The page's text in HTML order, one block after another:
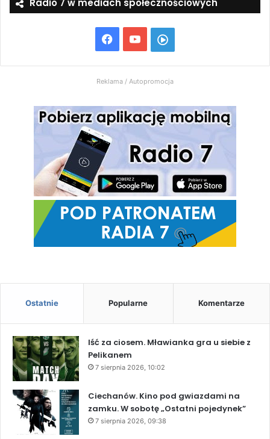
Radio 7 w mediach społecznościowych
Facebook
YouTubeWłącz
Radio
7
Reklama / Autopromocja
Ostatnie Popularne Komentarze
Iść za ciosem. Mławianka gra u siebie z
Pelikanem
7 sierpnia 2026, 10:02
Ciechanów. Kino pod gwiazdami na
zamku. W sobotę „Ostatni pojedynek”
7 sierpnia 2026, 09:38